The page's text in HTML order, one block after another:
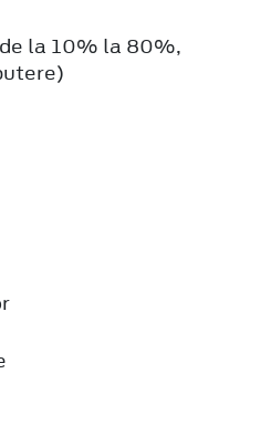
la 10% la 80%,